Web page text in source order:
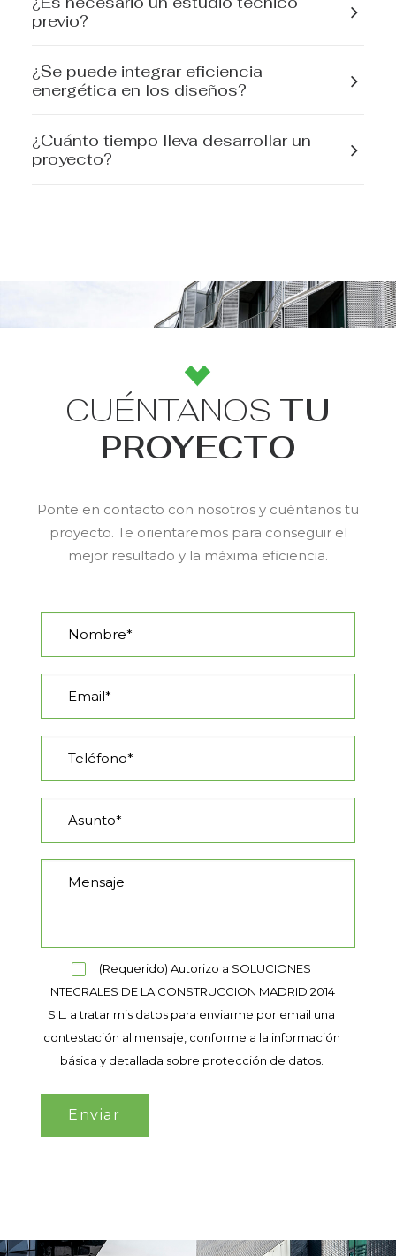
previo?
¿Se puede integrar eficiencia
energética en los diseños?
¿Cuánto tiempo lleva desarrollar un
proyecto?
CUÉNTANOS TU
PROYECTO
Ponte en contacto con nosotros y cuéntanos tu
proyecto. Te orientaremos para conseguir el
mejor resultado y la máxima eficiencia.
(Requerido) Autorizo a SOLUCIONES
INTEGRALES DE LA CONSTRUCCION MADRID 2014
S.L. a tratar mis datos para enviarme por email una
contestación al mensaje, conforme a la información
básica y detallada sobre protección de datos.